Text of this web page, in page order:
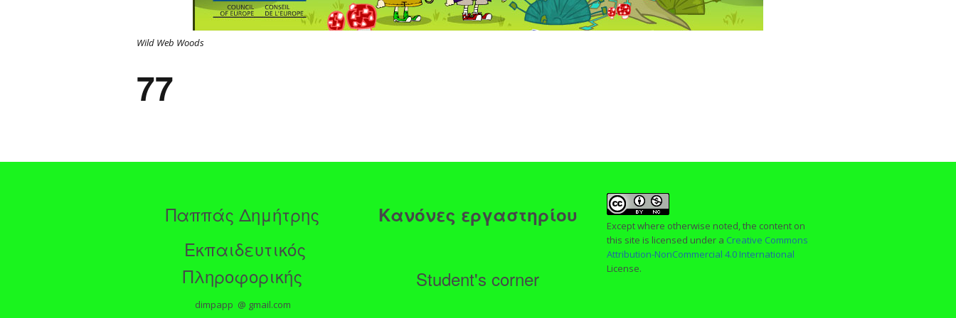
Wild Web Woods
77
Παππάς Δημήτρης
Εκπαιδευτικός
Πληροφορικής
dimpapp @ gmail.com
Κανόνες εργαστηρίου
Student's corner
Except where otherwise noted, the content on
this site is licensed under a Creative Commons
Attribution-NonCommercial 4.0 International
License.